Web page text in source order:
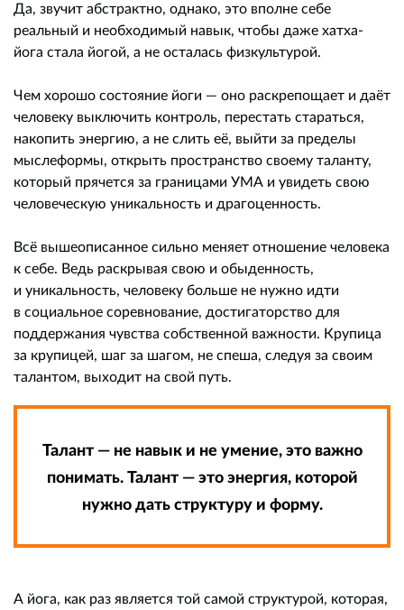
Да, звучит абстрактно, однако, это вполне себе
реальный и необходимый навык, чтобы даже хатха-
йога стала йогой, а не осталась физкультурой.
Чем хорошо состояние йоги — оно раскрепощает и даёт
человеку выключить контроль, перестать стараться,
накопить энергию, а не слить её, выйти за пределы
мыслеформы, открыть пространство своему таланту,
который прячется за границами УМА и увидеть свою
человеческую уникальность и драгоценность.
Всё вышеописанное сильно меняет отношение человека
к себе. Ведь раскрывая свою и обыденность,
и уникальность, человеку больше не нужно идти
в социальное соревнование, достигаторство для
поддержания чувства собственной важности. Крупица
за крупицей, шаг за шагом, не спеша, следуя за своим
талантом, выходит на свой путь.
Талант — не навык и не умение, это важно
понимать. Талант — это энергия, которой
нужно дать структуру и форму.
А йога, как раз является той самой структурой, которая,